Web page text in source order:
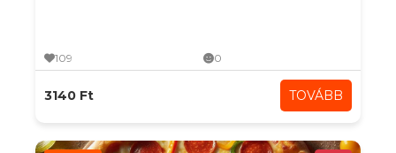
109 0
3140 Ft TOVÁBB